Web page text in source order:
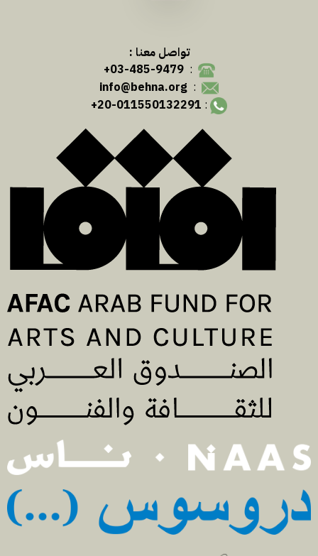
تواصل معنا :
:
03-485-9479+
:
info@behna.org
:
20-011550132291+